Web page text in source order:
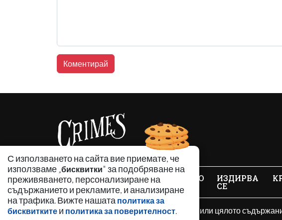
С използването на сайта вие приемате, че
използваме „бисквитки" за подобряване на
преживяването, персонализиране на
съдържанието и рекламите, и анализиране
на трафика. Вижте нашата политика за
бисквитките и политика за поверителност.
НОВИНИ АНАЛИЗИ ЗАБАВНО ИЗДИРВА
СЕ
Използването и публикуването на част или цялото